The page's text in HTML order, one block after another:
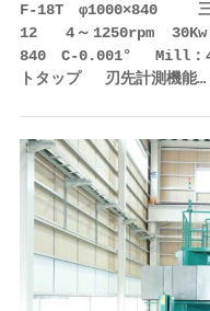
F-18T φ1000×840 三
12 4～1250rpm
840 C-0.001° Mill：
トタップ 刃先計測機能…